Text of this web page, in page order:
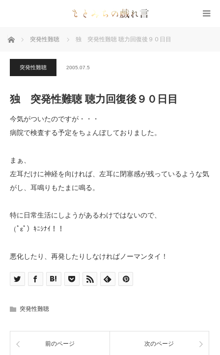
ホーム 突発性難聴 独 突発性難聴 聴力回復後９０日目
突発性難聴 2005.07.5
独 突発性難聴 聴力回復後９０日目
今気がついたのですが・・・
病院で検査する予定をちょんぼしておりました。
まぁ、
左耳だけに神経を向ければ、左耳に閉塞感が残っているような気
がし、耳鳴りもたまに鳴る。
特に日常生活にしようがあるわけではないので、
（ﾟεﾟ）ｷﾆｼﾅｲ！！
悪化したり、再発したりしなければノーマンタイ！
突発性難聴
前のページ 次のページ